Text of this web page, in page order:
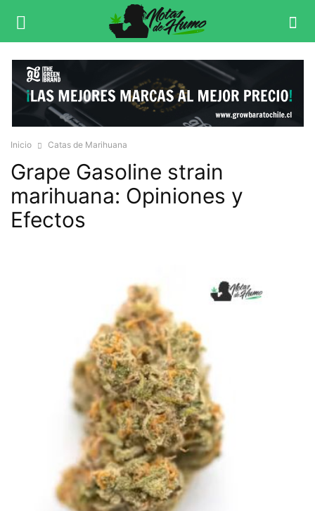
Inicio Catas de Marihuana
Grape Gasoline strain
marihuana: Opiniones y
Efectos